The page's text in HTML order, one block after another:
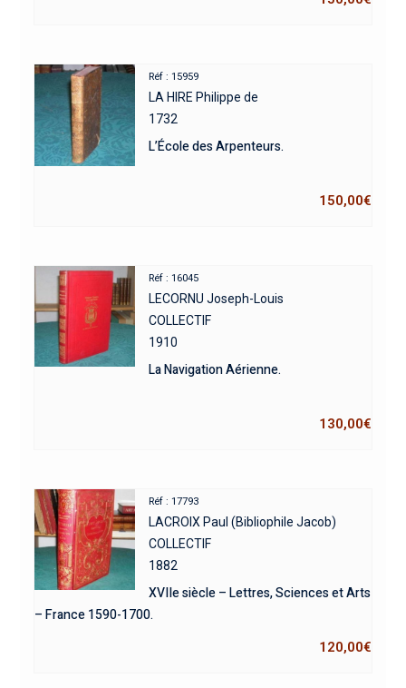
Réf : 15959
LA HIRE Philippe de
1732
L’École des Arpenteurs.
150,00€
Réf : 16045
LECORNU Joseph-Louis
COLLECTIF
1910
La Navigation Aérienne.
130,00€
Réf : 17793
LACROIX Paul (Bibliophile Jacob)
COLLECTIF
1882
XVIIe siècle – Lettres, Sciences et Arts
– France 1590-1700.
120,00€